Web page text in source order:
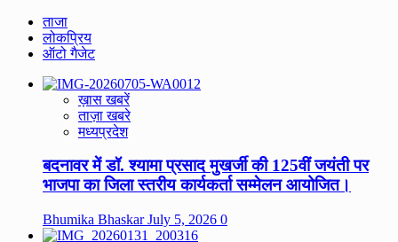
ताजा
लोकप्रिय
ऑटो गैजेट
ख़ास खबरें
ताज़ा खबरे
मध्यप्रदेश
बदनावर में डॉ. श्यामा प्रसाद मुखर्जी की 125वीं जयंती पर
भाजपा का जिला स्तरीय कार्यकर्ता सम्मेलन आयोजित।
Bhumika BhaskarJuly 5, 2026 0